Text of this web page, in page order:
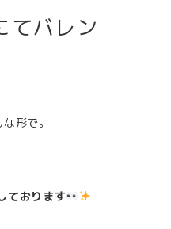
てバレン
形で。
ております